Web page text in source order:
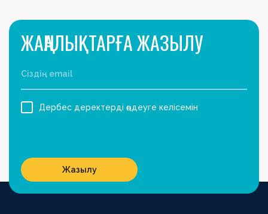
ЖАҢАЛЫҚТАРҒА ЖАЗЫЛУ
Дербес деректерді өңдеуге келісемін
Жазылу